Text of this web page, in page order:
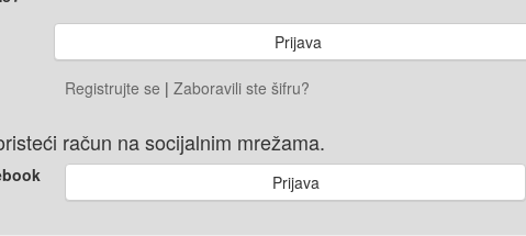
Registrujte se | Zaboravili ste šifru?
račun na socijalnim mrežama.
Prijava